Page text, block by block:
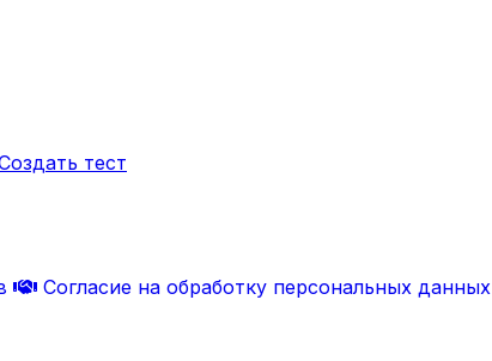
тест
Согласие на обработку персональных данных